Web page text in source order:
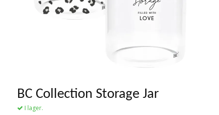
BC Collection Storage Jar
I lager.